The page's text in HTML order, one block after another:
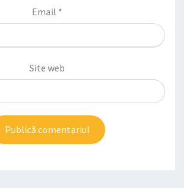
Email *
Site web